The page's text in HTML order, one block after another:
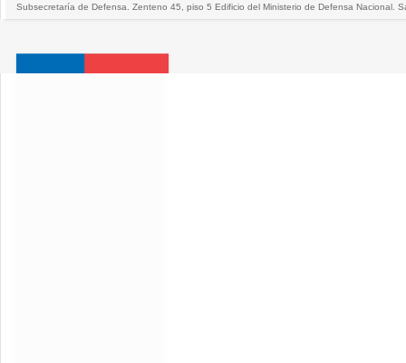
Subsecretaría de Defensa. Zenteno 45, piso 5 Edificio del Ministerio de Defensa Nacional.